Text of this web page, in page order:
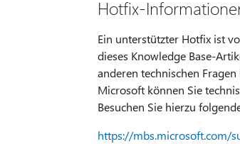
Hotfix-
Ein unterstützter Hotfix ist
dieses Knowledge Base-
anderen technischen
Microsoft können Sie
Besuchen Sie hierzu
https://mbs.microsoft.com/